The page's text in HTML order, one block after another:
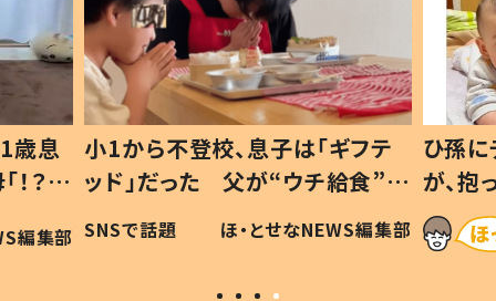
歳息
？」
編集部
小1から不登校、息子は「ギフテ
ッド」だった 父が“ウチ給食”を
作り続ける理由とは #令和の親
#令和の子
SNSで話題 ほ・とせなNEWS編集部
ひ孫
が、
「涙が
い」